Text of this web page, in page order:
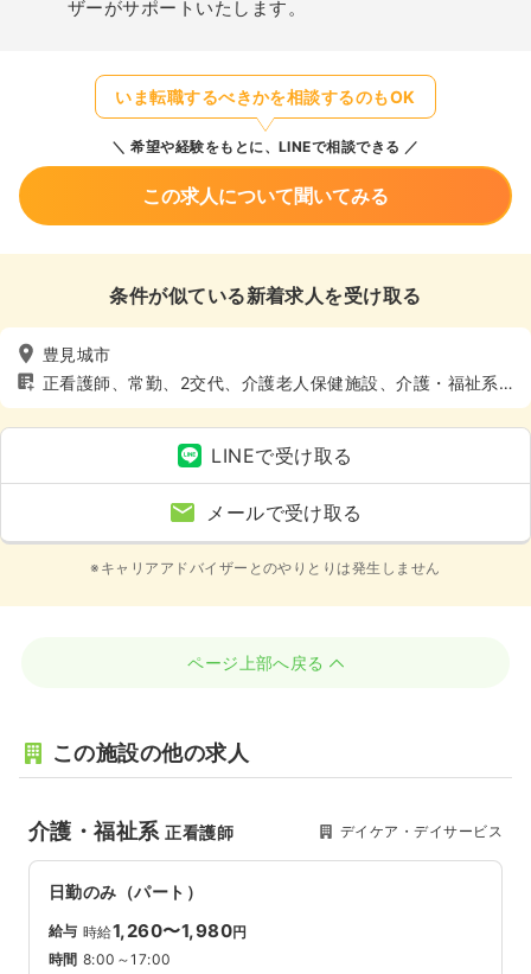
ザーがサポートいたします。
いま転職するべきかを相談するのもOK
希望や経験をもとに、LINEで相談できる
この求人について聞いてみる
条件が似ている新着求人を受け取る
豊見城市
正看護師、常勤、2交代、介護老人保健施設、介護・福祉系、
4週8休以上
LINEで受け取る
メールで受け取る
※キャリアアドバイザーとのやりとりは発生しません
ページ上部へ戻る
この施設の他の求人
介護・福祉系正看護師 デイケア・デイサービス
日勤のみ（パート）
給与 時給1,260〜1,980円
時間 8:00～17:00